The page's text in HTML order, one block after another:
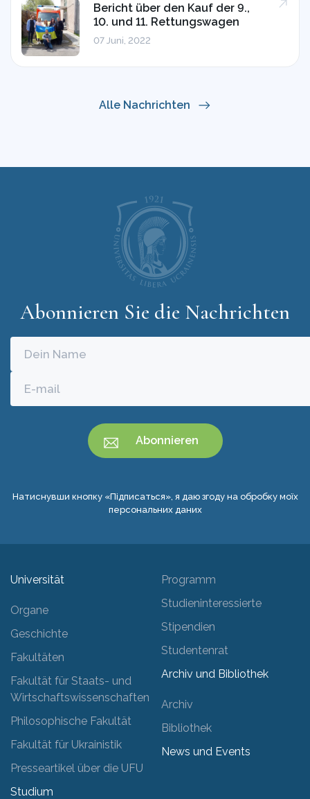
Alle Nachrichten
Bericht über den Kauf der 9.,
10. und 11. Rettungswagen
07 Juni, 2022
Abonnieren Sie die Nachrichten
Натиснувши кнопку «Підписаться», я даю згоду на обробку моїх
персональних даних
Universität
Organe
Geschichte
Fakultäten
Fakultät für Staats- und
Wirtschaftswissenschaften
Philosophische Fakultät
Fakultät für Ukrainistik
Presseartikel über die UFU
Studium
Programm
Studieninteressierte
Stipendien
Studentenrat
Archiv und Bibliothek
Archiv
Bibliothek
News und Events